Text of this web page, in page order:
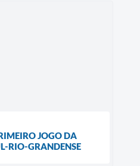
JOGO DA
RIO-GRANDENSE